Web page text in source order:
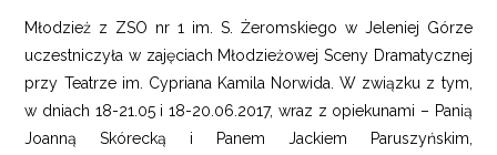
Młodzież z ZSO nr 1 im. S. Żeromskiego w Jeleniej Górze
uczestniczyła w zajęciach Młodzieżowej Sceny Dramatycznej
przy Teatrze im. Cypriana Kamila Norwida. W związku z tym,
w dniach 18-21.05 i 18-20.06.2017, wraz z opiekunami – Panią
Joanną Skórecką i Panem Jackiem Paruszyńskim,